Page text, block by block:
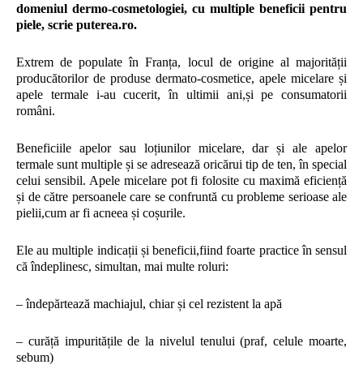
domeniul dermo-cosmetologiei, cu multiple beneficii pentru
piele, scrie puterea.ro.
Extrem de populate în Franța, locul de origine al majorității
producătorilor de produse dermato-cosmetice, apele micelare și
apele termale i-au cucerit, în ultimii ani,și pe consumatorii
români.
Beneficiile apelor sau loțiunilor micelare, dar și ale apelor
termale sunt multiple și se adresează oricărui tip de ten, în special
celui sensibil. Apele micelare pot fi folosite cu maximă eficiență
și de către persoanele care se confruntă cu probleme serioase ale
pielii,cum ar fi acneea și coșurile.
Ele au multiple indicații și beneficii,fiind foarte practice în sensul
că îndeplinesc, simultan, mai multe roluri:
– îndepărtează machiajul, chiar și cel rezistent la apă
– curăță impuritățile de la nivelul tenului (praf, celule moarte,
sebum)